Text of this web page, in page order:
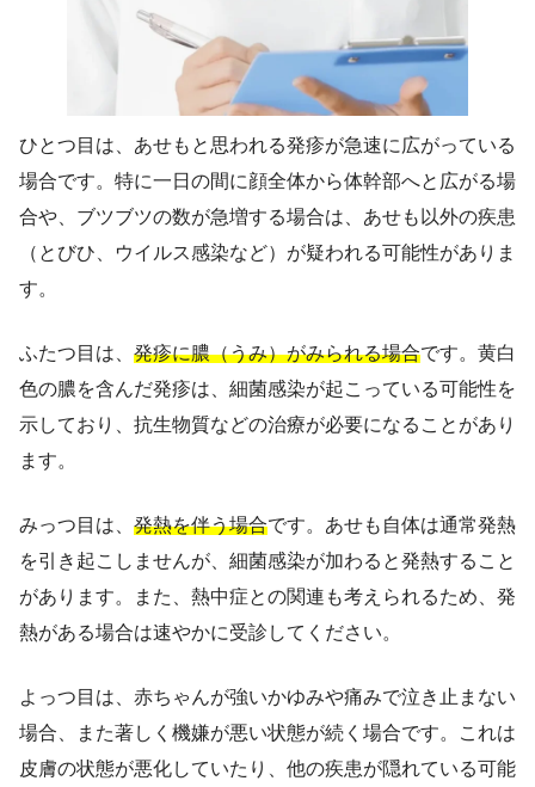
ひとつ目は、あせもと思われる発疹が急速に広がっている
場合です。特に一日の間に顔全体から体幹部へと広がる場
合や、ブツブツの数が急増する場合は、あせも以外の疾患
（とびひ、ウイルス感染など）が疑われる可能性がありま
す。
ふたつ目は、 発疹に膿（うみ）がみられる場合です。黄白
色の膿を含んだ発疹は、細菌感染が起こっている可能性を
示しており、抗生物質などの治療が必要になることがあり
ます。
みっつ目は、 発熱を伴う場合です。あせも自体は通常発熱
を引き起こしませんが、細菌感染が加わると発熱すること
があります。また、熱中症との関連も考えられるため、発
熱がある場合は速やかに受診してください。
よっつ目は、赤ちゃんが強いかゆみや痛みで泣き止まない
場合、また著しく機嫌が悪い状態が続く場合です。これは
皮膚の状態が悪化していたり、他の疾患が隠れている可能